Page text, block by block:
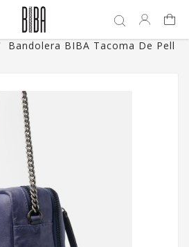
Bandolera BIBA Tacoma De Pell